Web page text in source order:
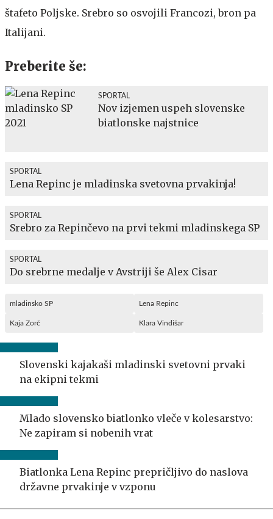
štafeto Poljske. Srebro so osvojili Francozi, bron pa
Italijani.
Preberite še:
SPORTAL
Nov izjemen uspeh slovenske
biatlonske najstnice
SPORTAL
Lena Repinc je mladinska svetovna prvakinja!
SPORTAL
Srebro za Repinčevo na prvi tekmi mladinskega SP
SPORTAL
Do srebrne medalje v Avstriji še Alex Cisar
mladinsko SP Lena Repinc
Kaja Zorč Klara Vindišar
Slovenski kajakaši mladinski svetovni prvaki
na ekipni tekmi
Mlado slovensko biatlonko vleče v kolesarstvo:
Ne zapiram si nobenih vrat
Biatlonka Lena Repinc prepričljivo do naslova
državne prvakinje v vzponu